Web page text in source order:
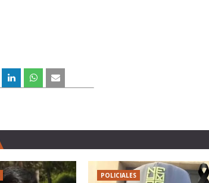
POLICIALES